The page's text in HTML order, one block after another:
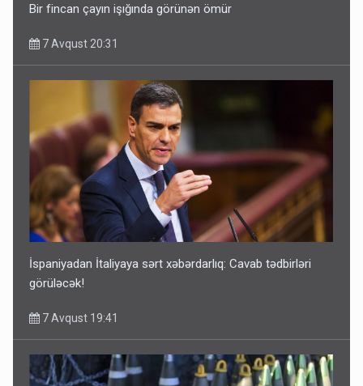
Bir fincan çayın işığında görünən ömür
7 Avqust 20:31
İspaniyadan İtaliyaya sərt xəbərdarlıq: Cavab tədbirləri
görüləcək!
7 Avqust 19:41